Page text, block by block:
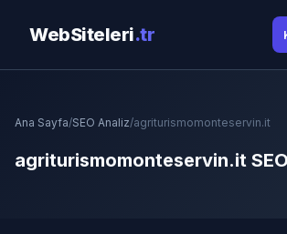
WebSiteleri.tr
Ana Sayfa/SEO Analiz/agriturismomonteservin.it
agriturismomonteservin.it